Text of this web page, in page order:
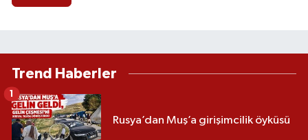
Trend Haberler
Rusya’dan Muş’a girişimcilik öyküsü
1